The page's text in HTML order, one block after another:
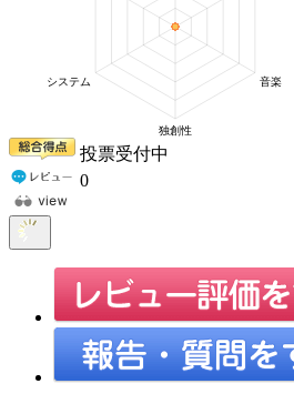
投票受付中
0